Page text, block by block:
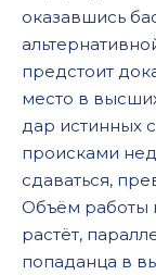
оказавшись
предстоит
место в
дар истинных
происками
сдаваться,
Объём работы
растёт,
попаданца в